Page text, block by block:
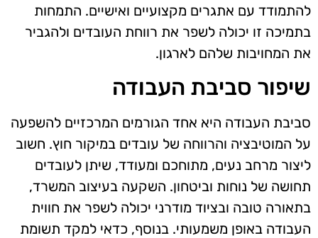
להתמודד עם אתגרים מקצועיים ואישיים. התמחות
בתמיכה זו יכולה לשפר את רווחת העובדים ולהגביר
את המחויבות שלהם לארגון.
שיפור סביבת העבודה
סביבת העבודה היא אחד הגורמים המרכזיים להשפעה
על המוטיבציה והרווחה של עובדים במיקור חוץ. חשוב
ליצור מרחב נעים, מתוחכם ומעודד, שיתן לעובדים
תחושה של נוחות וביטחון. השקעה בעיצוב המשרד,
בתאורה טובה ובציוד מודרני יכולה לשפר את חווית
העבודה באופן משמעותי. בנוסף, כדאי למקד תשומת